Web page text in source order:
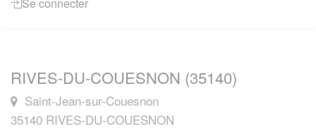
RIVES-DU-COUESNON (35140)
Saint-Jean-sur-Couesnon
35140 RIVES-DU-COUESNON